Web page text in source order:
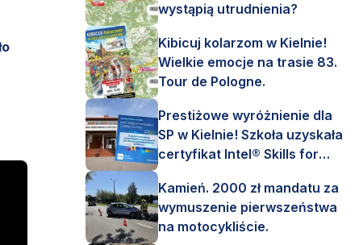
wystąpią utrudnienia?
Kibicuj kolarzom w Kielnie!
Wielkie emocje na trasie 83.
Tour de Pologne.
Prestiżowe wyróżnienie dla
SP w Kielnie! Szkoła uzyskała
certyfikat Intel® Skills for
Kamień. 2000 zł mandatu za
wymuszenie pierwszeństwa
na motocykliście.